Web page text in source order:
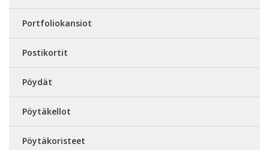
Portfoliokansiot
Postikortit
Pöydät
Pöytäkellot
Pöytäkoristeet